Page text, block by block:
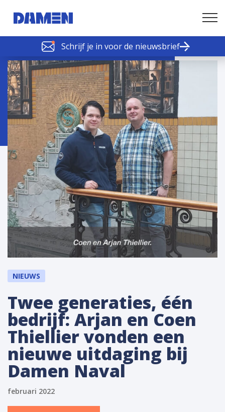
Schrijf je in voor de nieuwsbrief
SCHELDE SCHAKELS
Nieuws of tips
NIEUWS
Twee generaties, één
bedrijf: Arjan en Coen
Thiellier vonden een
nieuwe uitdaging bij
Damen Naval
februari 2022